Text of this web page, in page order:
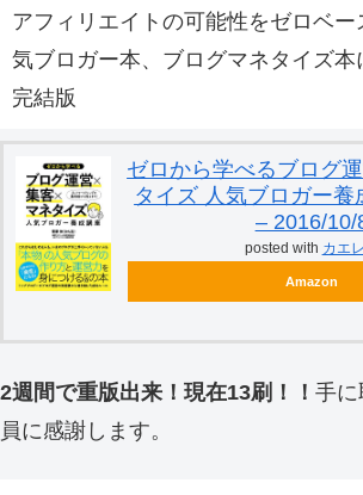
アフィリエイトの可能性をゼロベー
気ブロガー本、ブログマネタイズ
完結版
ゼロから学べるブログ
タイズ 人気ブロガー養
– 2016/10/
posted with カエ
Amazon
2週間で重版出来！現在13刷！！ 手に
員に感謝します。